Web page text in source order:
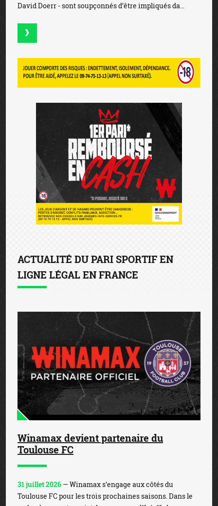
David Doerr - sont soupçonnés d’être impliqués da...
ACTUALITÉ DU PARI SPORTIF EN
LIGNE LÉGAL EN FRANCE
Winamax devient partenaire du
Toulouse FC
31 juillet 2026 — Winamax s’engage aux côtés du
Toulouse FC pour les trois prochaines saisons. Dans le